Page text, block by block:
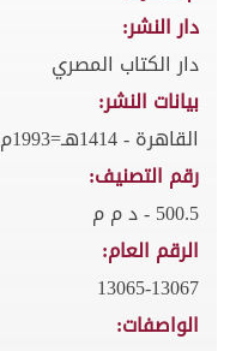
دار النشر:
دار الكتاب المصري
بيانات النشر:
القاهرة - 1414هـ=1993م
رقم التصنيف:
500.5 - د م م
الرقم العام:
13065-13067
الواصفات: